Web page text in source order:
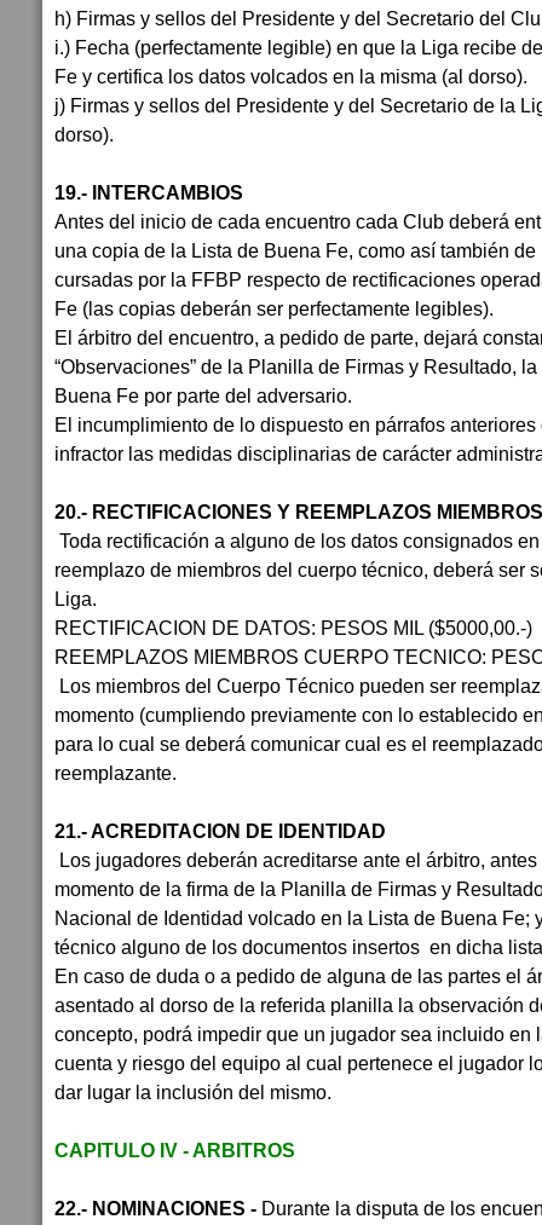
h) Firmas y sellos del Presidente y del Secretario del
i.) Fecha (perfectamente legible) en que la Liga recibe
Fe y certifica los datos volcados en la misma (al dorso).
j) Firmas y sellos del Presidente y del Secretario de la
dorso).
19.- INTERCAMBIOS
Antes del inicio de cada encuentro cada Club deberá
una copia de la Lista de Buena Fe, como así también
cursadas por la FFBP respecto de rectificaciones
Fe (las copias deberán ser perfectamente legibles).
El árbitro del encuentro, a pedido de parte, dejará
“Observaciones” de la Planilla de Firmas y Resultado,
Buena Fe por parte del adversario.
El incumplimiento de lo dispuesto en párrafos
infractor las medidas disciplinarias de carácter
20.- RECTIFICACIONES Y REEMPLAZOS
Toda rectificación a alguno de los datos consignados
reemplazo de miembros del cuerpo técnico, deberá ser
Liga.
RECTIFICACION DE DATOS: PESOS MIL ($5000,00.-)
REEMPLAZOS MIEMBROS CUERPO TECNICO:
Los miembros del Cuerpo Técnico pueden ser
momento (cumpliendo previamente con lo establecido
para lo cual se deberá comunicar cual es el
reemplazante.
21.- ACREDITACION DE IDENTIDAD
Los jugadores deberán acreditarse ante el árbitro,
momento de la firma de la Planilla de Firmas y
Nacional de Identidad volcado en la Lista de Buena Fe;
técnico alguno de los documentos insertos en dicha
En caso de duda o a pedido de alguna de las partes el
asentado al dorso de la referida planilla la observación
concepto, podrá impedir que un jugador sea incluido en
cuenta y riesgo del equipo al cual pertenece el jugador
dar lugar la inclusión del mismo.
CAPITULO IV - ARBITROS
22.- NOMINACIONES - Durante la disputa de los